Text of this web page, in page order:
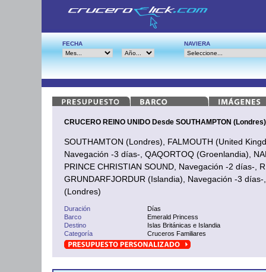
FECHA NAVIERA
CRUCERO REINO UNIDO Desde SOUTHAMPTON (Londres)
SOUTHAMTON (Londres), FALMOUTH (United
Navegación -3 días-, QAQORTOQ (Groenlandia),
PRINCE CHRISTIAN SOUND, Navegación -2 días-,
GRUNDARFJORDUR (Islandia), Navegación -3
(Londres)
Duración
Días
Barco
Emerald Princess
Destino
Islas Británicas e Islandia
Categoría
Cruceros Familiares